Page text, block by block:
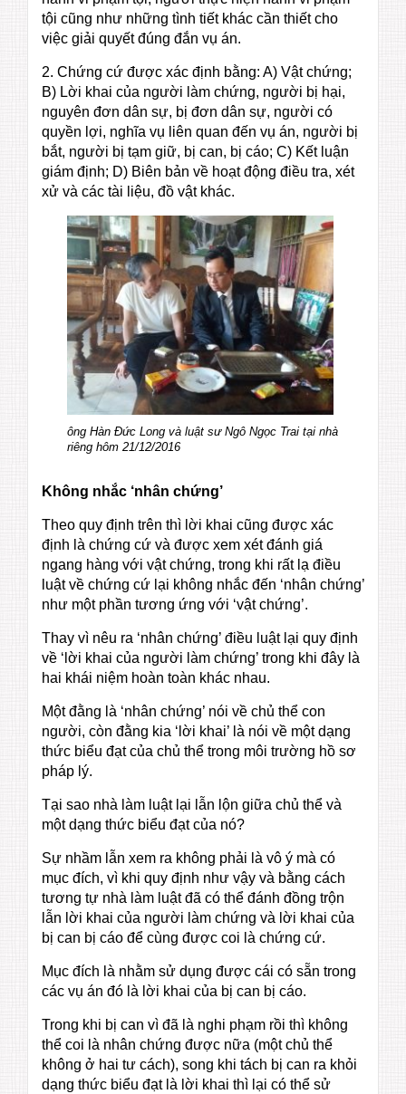
tội cũng như những tình tiết khác cần thiết cho
việc giải quyết đúng đắn vụ án.
2. Chứng cứ được xác định bằng: A) Vật chứng;
B) Lời khai của người làm chứng, người bị hại,
nguyên đơn dân sự, bị đơn dân sự, người có
quyền lợi, nghĩa vụ liên quan đến vụ án, người bị
bắt, người bị tạm giữ, bị can, bị cáo; C) Kết luận
giám định; D) Biên bản về hoạt động điều tra, xét
xử và các tài liệu, đồ vật khác.
ông Hàn Đức Long và luật sư Ngô Ngọc Trai tại nhà
riêng hôm 21/12/2016
Không nhắc ‘nhân chứng’
Theo quy định trên thì lời khai cũng được xác
định là chứng cứ và được xem xét đánh giá
ngang hàng với vật chứng, trong khi rất lạ điều
luật về chứng cứ lại không nhắc đến ‘nhân chứng’
như một phần tương ứng với ‘vật chứng’.
Thay vì nêu ra ‘nhân chứng’ điều luật lại quy định
về ‘lời khai của người làm chứng’ trong khi đây là
hai khái niệm hoàn toàn khác nhau.
Một đằng là ‘nhân chứng’ nói về chủ thể con
người, còn đằng kia ‘lời khai’ là nói về một dạng
thức biểu đạt của chủ thể trong môi trường hồ sơ
pháp lý.
Tại sao nhà làm luật lại lẫn lộn giữa chủ thể và
một dạng thức biểu đạt của nó?
Sự nhầm lẫn xem ra không phải là vô ý mà có
mục đích, vì khi quy định như vậy và bằng cách
tương tự nhà làm luật đã có thể đánh đồng trộn
lẫn lời khai của người làm chứng và lời khai của
bị can bị cáo để cùng được coi là chứng cứ.
Mục đích là nhằm sử dụng được cái có sẵn trong
các vụ án đó là lời khai của bị can bị cáo.
Trong khi bị can vì đã là nghi phạm rồi thì không
thể coi là nhân chứng được nữa (một chủ thể
không ở hai tư cách), song khi tách bị can ra khỏi
dạng thức biểu đạt là lời khai thì lại có thể sử